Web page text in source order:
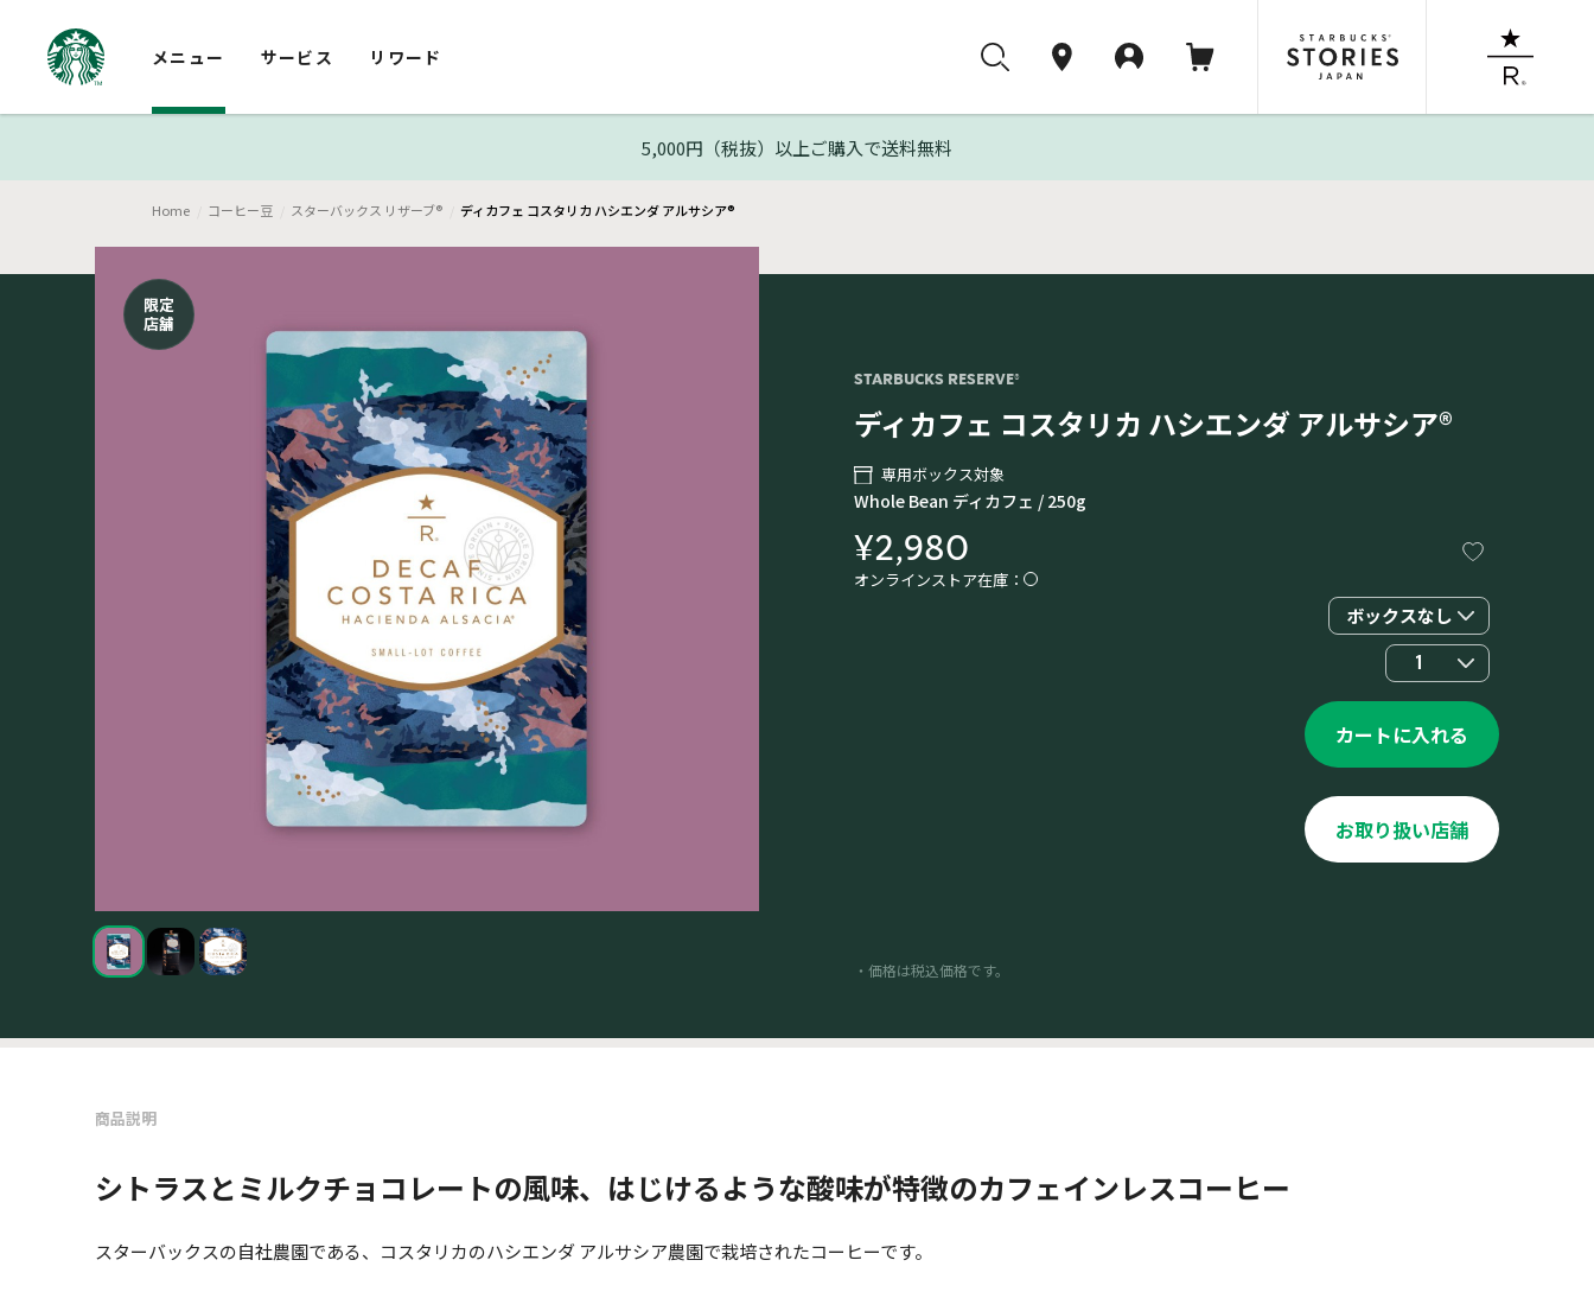
メニュー サービス リワード
5,000円（税抜）以上ご購入で送料無料
Home コーヒー豆 スターバックス リザーブ® ディカフェ コスタリカ ハシエンダ アルサシア®
限定
店舗
STARBUCKS RESERVE®
ディカフェ コスタリカ ハシエンダ アルサシア®
専用ボックス対象
Whole Bean ディカフェ / 250g
¥2,980
オンラインストア在庫：
ボックスなし
1
カートに入れる
お取り扱い店舗
・価格は税込価格です。
商品説明
シトラスとミルクチョコレートの風味、はじけるような酸味が特徴のカフェインレスコーヒー
スターバックスの自社農園である、コスタリカのハシエンダ アルサシア農園で栽培されたコーヒーです。